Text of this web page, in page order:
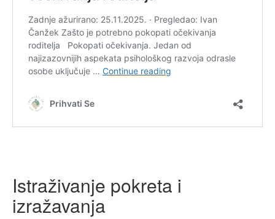
Istraživanje pokreta i
izražavanja